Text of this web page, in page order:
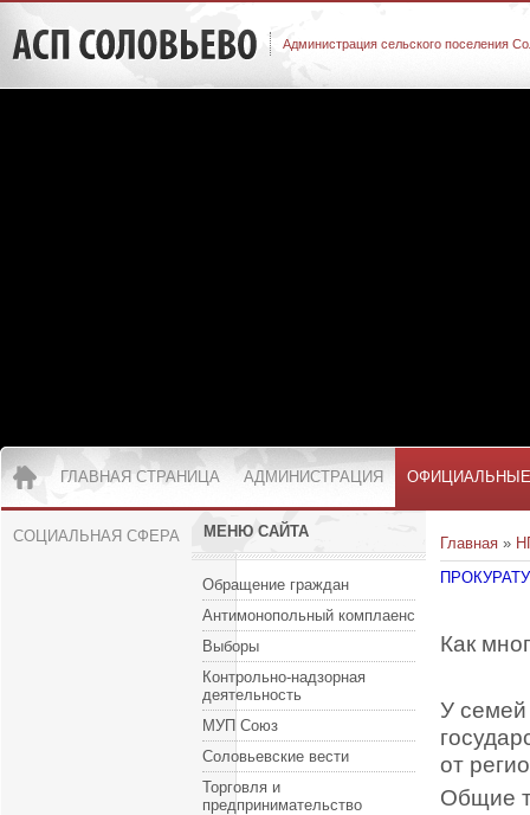
Администрация сельского поселения
ГЛАВНАЯ СТРАНИЦА АДМИНИСТРАЦИЯ
СОЦИАЛЬНАЯ СФЕРА МЕНЮ САЙТА
Обращение граждан
Антимонопольный комплаенс
Выборы
Контрольно-надзорная
деятельность
МУП Союз
Соловьевские вести
Торговля и
предпринимательство
Главная »
Как
У семей
от
Общие